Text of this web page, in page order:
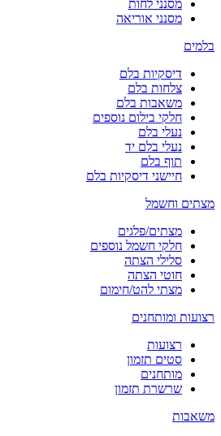
מסנני לחות
מסנני אוריאה
בלמים
דיסקיות בלם
צלחות בלם
משאבות בלם
חלקי בילום נוספים
נעלי בלם
נעלי בלם יד
תוף בלם
חיישני דיסקיות בלם
מצתים וחשמל
מצתים/פלגים
חלקי חשמל נוספים
סלילי הצתה
חוטי הצתה
מצתי להט/חימום
רצועות ומותחנים
רצועות
סטים תזמון
מותחנים
שרשרת תזמון
משאבות